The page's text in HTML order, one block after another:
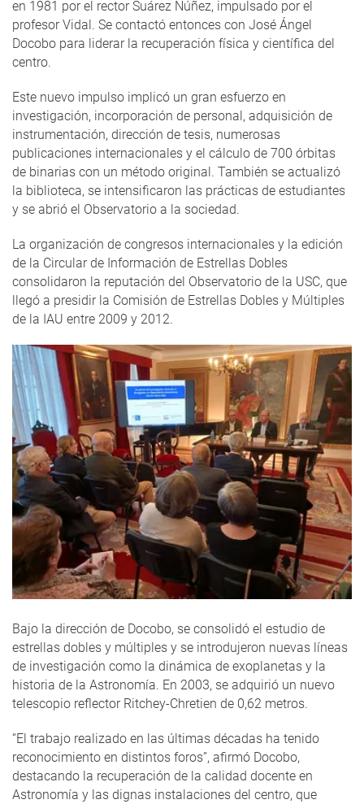
en 1981 por el rector Suárez Núñez, impulsado por el
profesor Vidal. Se contactó entonces con José Ángel
Docobo para liderar la recuperación física y científica del
centro.
Este nuevo impulso implicó un gran esfuerzo en
investigación, incorporación de personal, adquisición de
instrumentación, dirección de tesis, numerosas
publicaciones internacionales y el cálculo de 700 órbitas
de binarias con un método original. También se actualizó
la biblioteca, se intensificaron las prácticas de estudiantes
y se abrió el Observatorio a la sociedad.
La organización de congresos internacionales y la edición
de la Circular de Información de Estrellas Dobles
consolidaron la reputación del Observatorio de la USC, que
llegó a presidir la Comisión de Estrellas Dobles y Múltiples
de la IAU entre 2009 y 2012.
Bajo la dirección de Docobo, se consolidó el estudio de
estrellas dobles y múltiples y se introdujeron nuevas líneas
de investigación como la dinámica de exoplanetas y la
historia de la Astronomía. En 2003, se adquirió un nuevo
telescopio reflector Ritchey-Chretien de 0,62 metros.
“El trabajo realizado en las últimas décadas ha tenido
reconocimiento en distintos foros”, afirmó Docobo,
destacando la recuperación de la calidad docente en
Astronomía y las dignas instalaciones del centro, que